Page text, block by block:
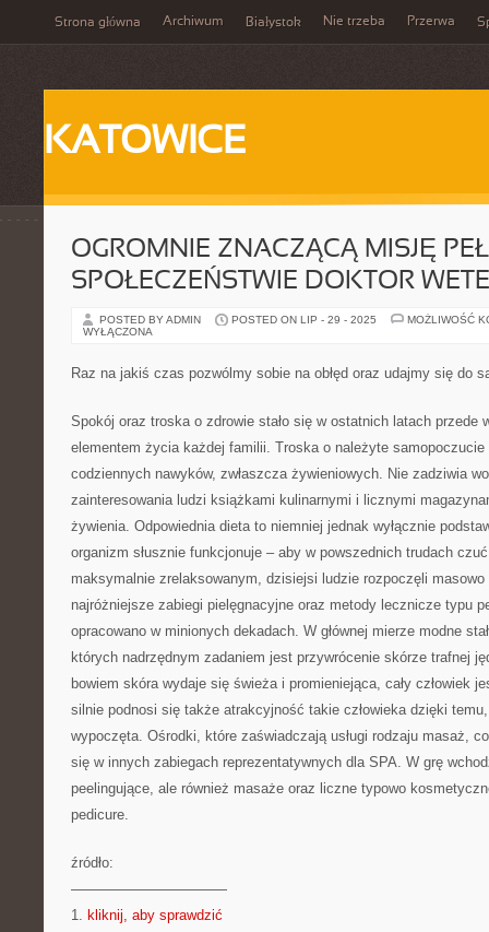
Strona główna Archiwum Białystok Nie trzeba Przerwa
KATOWICE
OGROMNIE ZNACZĄCĄ MISJĘ
SPOŁECZEŃSTWIE DOKTOR
POSTED BY ADMIN POSTED ON LIP - 29 - 2025
MOŻLIWOŚĆ
WYŁĄCZONA
Raz na jakiś czas pozwólmy sobie na obłęd oraz udajmy się do
Spokój oraz troska o zdrowie stało się w ostatnich latach przede
elementem życia każdej familii. Troska o należyte
codziennych nawyków, zwłaszcza żywieniowych. Nie zadziwia
zainteresowania ludzi książkami kulinarnymi i licznymi
żywienia. Odpowiednia dieta to niemniej jednak wyłącznie
organizm słusznie funkcjonuje – aby w powszednich trudach
maksymalnie zrelaksowanym, dzisiejsi ludzie rozpoczęli
najróżniejsze zabiegi pielęgnacyjne oraz metody lecznicze typu
opracowano w minionych dekadach. W głównej mierze modne
których nadrzędnym zadaniem jest przywrócenie skórze trafnej
bowiem skóra wydaje się świeża i promieniejąca, cały człowiek
silnie podnosi się także atrakcyjność takie człowieka dzięki
wypoczęta. Ośrodki, które zaświadczają usługi rodzaju masaż,
się w innych zabiegach reprezentatywnych dla SPA. W grę
peelingujące, ale również masaże oraz liczne typowo
pedicure.
źródło:
———————————
1. kliknij, aby sprawdzić